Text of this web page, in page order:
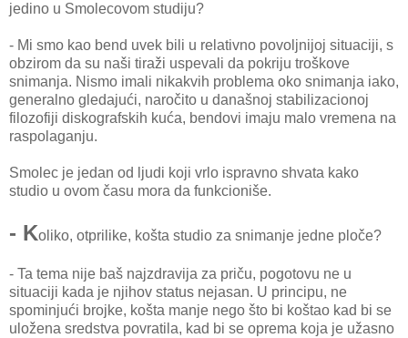
jedino u Smolecovom studiju?
- Mi smo kao bend uvek bili u relativno povoljnijoj situaciji, s
obzirom da su naši tiraži uspevali da pokriju troškove
snimanja. Nismo imali nikakvih problema oko snimanja iako,
generalno gledajući, naročito u današnoj stabilizacionoj
filozofiji diskografskih kuća, bendovi imaju malo vremena na
raspolaganju.
Smolec je jedan od ljudi koji vrlo ispravno shvata kako
studio u ovom času mora da funkcioniše.
- Koliko, otprilike, košta studio za snimanje jedne ploče?
- Ta tema nije baš najzdravija za priču, pogotovu ne u
situaciji kada je njihov status nejasan. U principu, ne
spominjući brojke, košta manje nego što bi koštao kad bi se
uložena sredstva povratila, kad bi se oprema koja je užasno